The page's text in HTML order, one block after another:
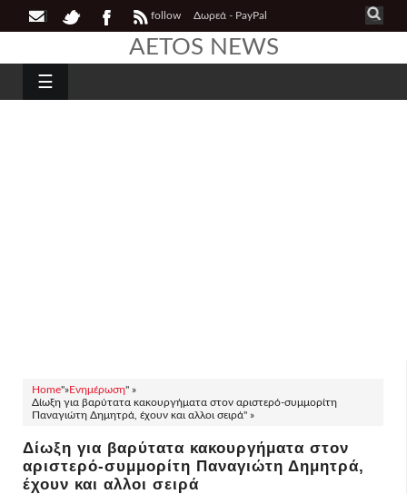
follow Δωρεά - PayPal
AETOS NEWS
☰
Home"»Ενημέρωση" »
Δίωξη για βαρύτατα κακουργήματα στον αριστερό-συμμορίτη
Παναγιώτη Δημητρά, έχουν και αλλοι σειρά" »
Δίωξη για βαρύτατα κακουργήματα στον
αριστερό-συμμορίτη Παναγιώτη Δημητρά,
έχουν και αλλοι σειρά